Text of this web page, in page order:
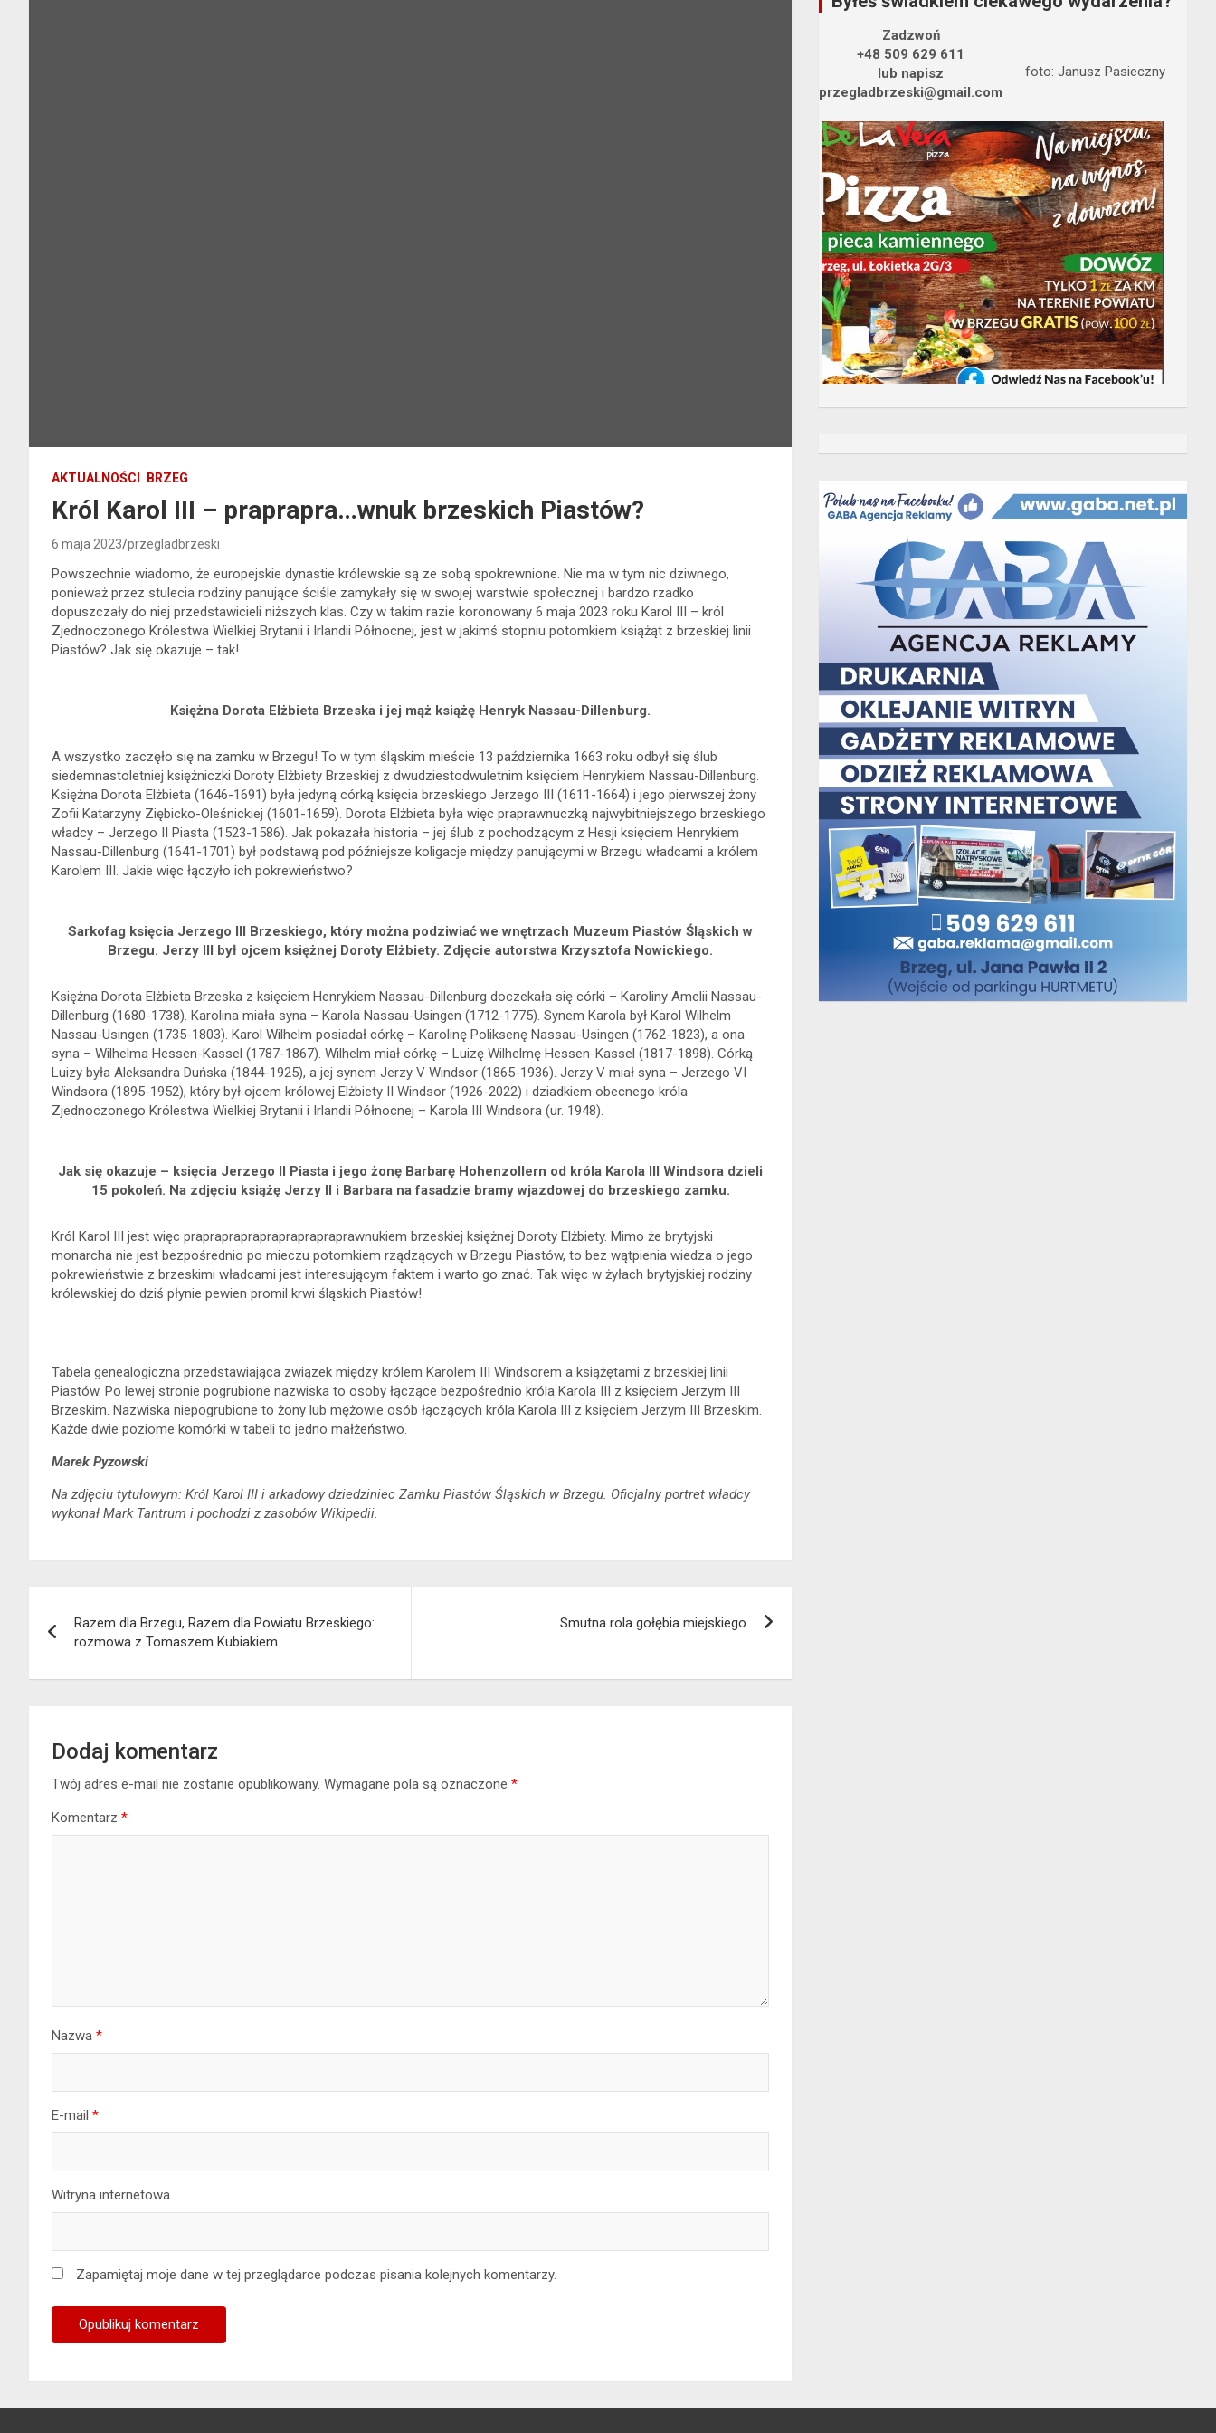
AKTUALNOŚCI BRZEG
Król Karol III – praprapra…wnuk brzeskich Piastów?
6 maja 2023 przegladbrzeski
Powszechnie wiadomo, że europejskie dynastie królewskie są ze sobą spokrewnione. Nie ma w tym nic dziwnego,
ponieważ przez stulecia rodziny panujące ściśle zamykały się w swojej warstwie społecznej i bardzo rzadko
dopuszczały do niej przedstawicieli niższych klas. Czy w takim razie koronowany 6 maja 2023 roku Karol III – król
Zjednoczonego Królestwa Wielkiej Brytanii i Irlandii Północnej, jest w jakimś stopniu potomkiem książąt z brzeskiej linii
Piastów? Jak się okazuje – tak!
Księżna Dorota Elżbieta Brzeska i jej mąż książę Henryk Nassau-Dillenburg.
A wszystko zaczęło się na zamku w Brzegu! To w tym śląskim mieście 13 października 1663 roku odbył się ślub
siedemnastoletniej księżniczki Doroty Elżbiety Brzeskiej z dwudziestodwuletnim księciem Henrykiem Nassau-Dillenburg.
Księżna Dorota Elżbieta (1646-1691) była jedyną córką księcia brzeskiego Jerzego III (1611-1664) i jego pierwszej żony
Zofii Katarzyny Ziębicko-Oleśnickiej (1601-1659). Dorota Elżbieta była więc praprawnuczką najwybitniejszego brzeskiego
władcy – Jerzego II Piasta (1523-1586). Jak pokazała historia – jej ślub z pochodzącym z Hesji księciem Henrykiem
Nassau-Dillenburg (1641-1701) był podstawą pod późniejsze koligacje między panującymi w Brzegu władcami a królem
Karolem III. Jakie więc łączyło ich pokrewieństwo?
Sarkofag księcia Jerzego III Brzeskiego, który można podziwiać we wnętrzach Muzeum Piastów Śląskich w
Brzegu. Jerzy III był ojcem księżnej Doroty Elżbiety. Zdjęcie autorstwa Krzysztofa Nowickiego.
Księżna Dorota Elżbieta Brzeska z księciem Henrykiem Nassau-Dillenburg doczekała się córki – Karoliny Amelii Nassau-
Dillenburg (1680-1738). Karolina miała syna – Karola Nassau-Usingen (1712-1775). Synem Karola był Karol Wilhelm
Nassau-Usingen (1735-1803). Karol Wilhelm posiadał córkę – Karolinę Poliksenę Nassau-Usingen (1762-1823), a ona
syna – Wilhelma Hessen-Kassel (1787-1867). Wilhelm miał córkę – Luizę Wilhelmę Hessen-Kassel (1817-1898). Córką
Luizy była Aleksandra Duńska (1844-1925), a jej synem Jerzy V Windsor (1865-1936). Jerzy V miał syna – Jerzego VI
Windsora (1895-1952), który był ojcem królowej Elżbiety II Windsor (1926-2022) i dziadkiem obecnego króla
Zjednoczonego Królestwa Wielkiej Brytanii i Irlandii Północnej – Karola III Windsora (ur. 1948).
Jak się okazuje – księcia Jerzego II Piasta i jego żonę Barbarę Hohenzollern od króla Karola III Windsora dzieli
15 pokoleń. Na zdjęciu książę Jerzy II i Barbara na fasadzie bramy wjazdowej do brzeskiego zamku.
Król Karol III jest więc prapraprapraprapraprapraprawnukiem brzeskiej księżnej Doroty Elżbiety. Mimo że brytyjski
monarcha nie jest bezpośrednio po mieczu potomkiem rządzących w Brzegu Piastów, to bez wątpienia wiedza o jego
pokrewieństwie z brzeskimi władcami jest interesującym faktem i warto go znać. Tak więc w żyłach brytyjskiej rodziny
królewskiej do dziś płynie pewien promil krwi śląskich Piastów!
Tabela genealogiczna przedstawiająca związek między królem Karolem III Windsorem a książętami z brzeskiej linii
Piastów. Po lewej stronie pogrubione nazwiska to osoby łączące bezpośrednio króla Karola III z księciem Jerzym III
Brzeskim. Nazwiska niepogrubione to żony lub mężowie osób łączących króla Karola III z księciem Jerzym III Brzeskim.
Każde dwie poziome komórki w tabeli to jedno małżeństwo.
Marek Pyzowski
Na zdjęciu tytułowym: Król Karol III i arkadowy dziedziniec Zamku Piastów Śląskich w Brzegu. Oficjalny portret władcy
wykonał Mark Tantrum i pochodzi z zasobów Wikipedii.
wpisu
Razem dla Brzegu, Razem dla Powiatu Brzeskiego:
rozmowa z Tomaszem Kubiakiem
Smutna rola gołębia miejskiego
Dodaj komentarz
Twój adres e-mail nie zostanie opublikowany. Wymagane pola są oznaczone *
Komentarz *
Nazwa *
E-mail *
Witryna internetowa
Zapamiętaj moje dane w tej przeglądarce podczas pisania kolejnych komentarzy.
Zadzwoń
+48 509 629 611
lub napisz
przegladbrzeski@gmail.com
foto: Janusz Pasieczny